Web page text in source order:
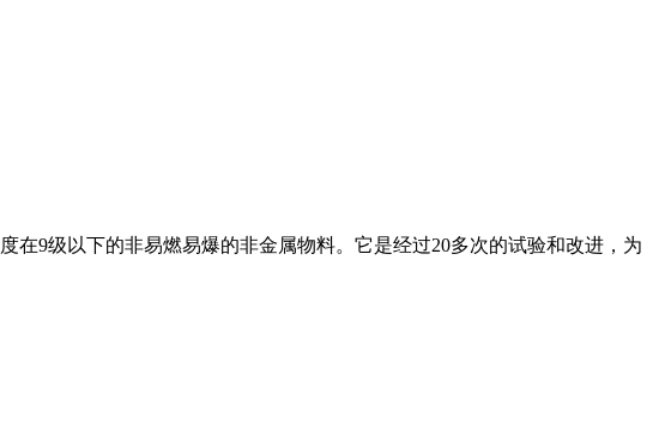
9级以下的非易燃易爆的非金属物料。它是经过20多次的试验和改进，为